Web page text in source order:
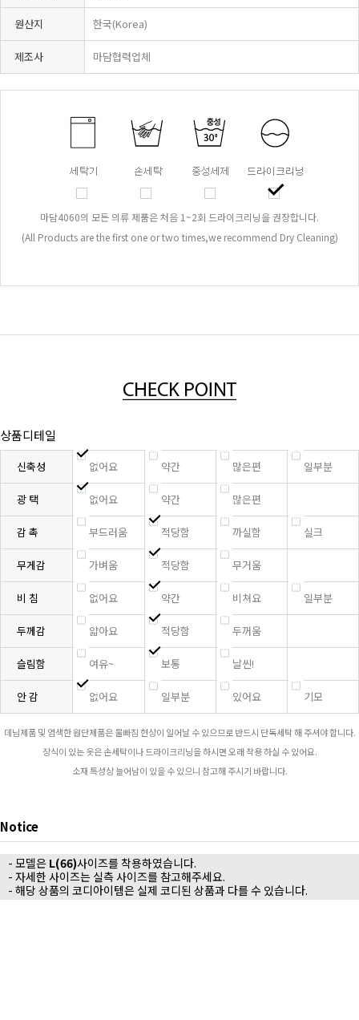
원산지 한국(Korea)
제조사 마담협력업체
마담4060의 모든 의류 제품은 처음 1~2회 드라이크리닝을 권장합니다.
(All Products are the first one or two times,we recommend Dry Cleaning)
상품디테일
신축성 없어요 약간 많은편 일부분
광 택 없어요 약간 많은편
감 촉 부드러움 적당함 까실함 실크
무게감 가벼움 적당함 무거움
비 침 없어요 약간 비쳐요 일부분
두께감 얇아요 적당함 두꺼움
슬림함 여유~ 보통 날씬!
안 감 없어요 일부분 있어요 기모
데님제품 및 염색한 원단제품은 물빠짐 현상이 일어날 수 있으므로 반드시 단독세탁 해 주셔야 합니다.
장식이 있는 옷은 손세탁이나 드라이크리닝을 하시면 오래 착용 하실 수 있어요.
소재 특성상 늘어남이 있을 수 있으니 참고해 주시기 바랍니다.
Notice
- 모델은 L(66)사이즈를 착용하였습니다.
- 자세한 사이즈는 실측 사이즈를 참고해주세요.
- 해당 상품의 코디아이템은 실제 코디된 상품과 다를 수 있습니다.